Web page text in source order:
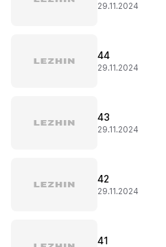
29.11.2024
44
29.11.2024
43
29.11.2024
42
29.11.2024
41